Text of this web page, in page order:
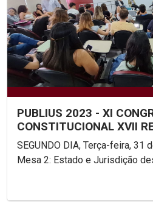
PUBLIUS 2023 - XI
CONSTITUCIONAL XVII REPE&C -
ENCONTRO DA REDE DE
SEGUNDO DIA, Terça-feira, 31
Mesa 2: Estado e Jurisdição